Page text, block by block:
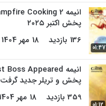
01:47
پخش اکتبر ۲۰۲۵
136 بازدید
18 مهر 1404
پخش و تریلر جدید گرفت
359 بازدید
18 مهر 1404